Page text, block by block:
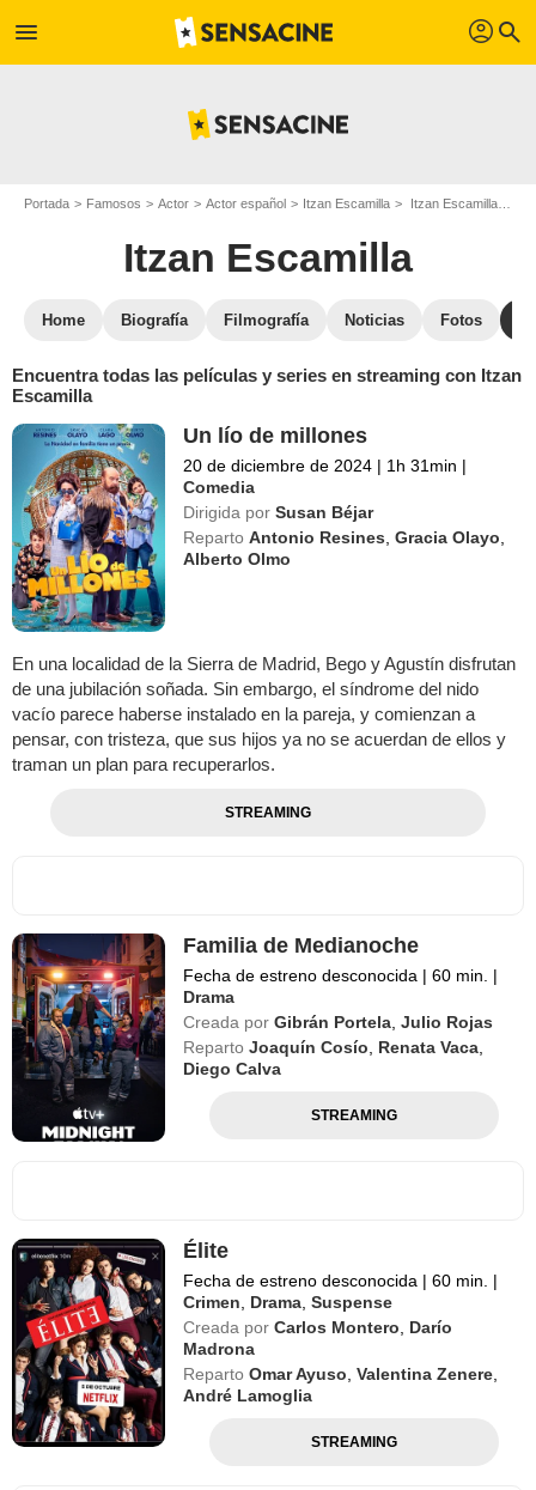
menu profil search
Portada Famosos Actor Actor español Itzan Escamilla Itzan Escamilla : películas y series online
Itzan Escamilla
Home Biografía Filmografía Noticias Fotos
Encuentra todas las películas y series en streaming con Itzan
Escamilla
Un lío de millones
20 de diciembre de 2024 | 1h 31min |
Comedia
Dirigida por Susan Béjar
Reparto Antonio Resines ,Gracia Olayo
Alberto Olmo
En una localidad de la Sierra de Madrid, Bego y Agustín disfrutan
de una jubilación soñada. Sin embargo, el síndrome del nido
vacío parece haberse instalado en la pareja, y comienzan a
pensar, con tristeza, que sus hijos ya no se acuerdan de ellos y
traman un plan para recuperarlos.
STREAMING
Familia de Medianoche
Fecha de estreno desconocida | 60 min. |
Drama
Creada por Gibrán Portela ,Julio Rojas
Reparto Joaquín Cosío Renata Vaca
Diego Calva
STREAMING
Élite
Fecha de estreno desconocida | 60 min. |
Crimen
Drama ,Suspense
Creada por Carlos Montero
Darío
Madrona
Reparto Omar Ayuso ,Valentina Zenere
André Lamoglia
STREAMING